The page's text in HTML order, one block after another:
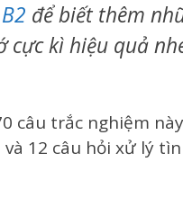
để biết thêm
cực kì hiệu quả
câu trắc nghiệm
và 12 câu hỏi xử lý